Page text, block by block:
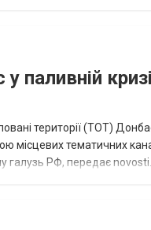
паливній
території (ТОТ)
місцевих тематичних
РФ, передає